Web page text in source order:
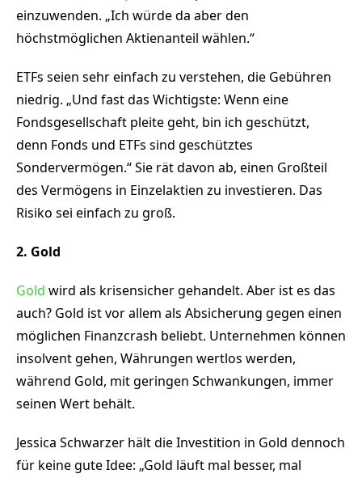
einzuwenden. „Ich würde da aber den
höchstmöglichen Aktienanteil wählen.“
ETFs seien sehr einfach zu verstehen, die Gebühren
niedrig. „Und fast das Wichtigste: Wenn eine
Fondsgesellschaft pleite geht, bin ich geschützt,
denn Fonds und ETFs sind geschütztes
Sondervermögen.“ Sie rät davon ab, einen Großteil
des Vermögens in Einzelaktien zu investieren. Das
Risiko sei einfach zu groß.
2. Gold
Gold wird als krisensicher gehandelt. Aber ist es das
auch? Gold ist vor allem als Absicherung gegen einen
möglichen Finanzcrash beliebt. Unternehmen können
insolvent gehen, Währungen wertlos werden,
während Gold, mit geringen Schwankungen, immer
seinen Wert behält.
Jessica Schwarzer hält die Investition in Gold dennoch
für keine gute Idee: „Gold läuft mal besser, mal